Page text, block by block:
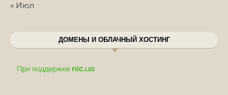
« Июл
ДОМЕНЫ И ОБЛАЧНЫЙ ХОСТИНГ